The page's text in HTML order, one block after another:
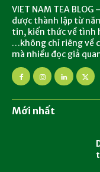
VIET NAM TEA
được thành lập từ
tin, kiến thức về tình
…không chỉ riêng về
mà nhiều đọc giả
Mới nhất